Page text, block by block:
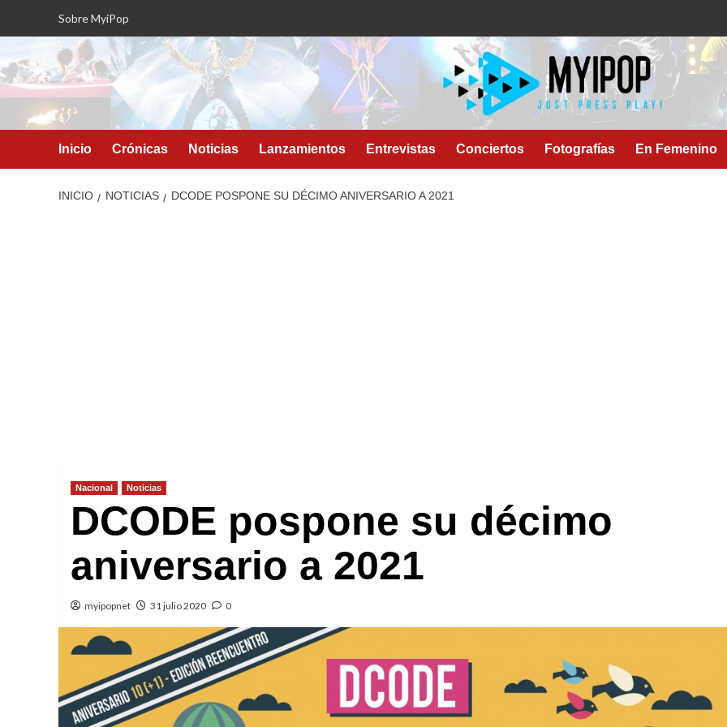
Sobre MyiPop
Inicio Crónicas Noticias Lanzamientos Entrevistas Conciertos Fotografías En Femenino
INICIO NOTICIAS DCODE POSPONE SU DÉCIMO ANIVERSARIO A 2021
Nacional Noticias
DCODE pospone su décimo
aniversario a 2021
myipopnet 31 julio 2020 0